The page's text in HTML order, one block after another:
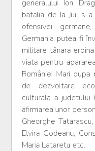
generalului Ion
batalia de la Jiu, s-
ofensivei
Germania putea fi
militare tânara
viata pentru
României Mari
de dezvoltare
culturala a
afirmarea unor
Gheorghe
Elvira Godeanu,
Maria Lataretu etc.